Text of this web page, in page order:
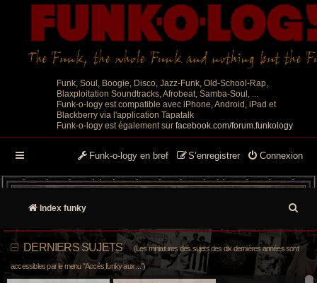
Funk, Soul, Boogie, Disco, Jazz-Funk, Old-School-Rap,
Blaxploitation Soundtracks, Afrobeat, Samba-Soul, ...
Funk-o-logy est compatible avec iPhone, Android, iPad et
Blackberry via l'application Tapatalk
Funk-o-logy est également sur facebook.com/forum.funkology
Connexion
S’enregistrer
Funk-o-logy en bref
Index funky
e
DERNIERS SUJETS(Les miniatures des sujets des dix dernières années sont
accessibles par le menu "Accès funky aux ...")